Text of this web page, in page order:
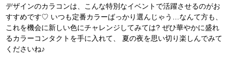
デザインのカラコンは、こんな特別なイベントで活躍させるのがお
すすめです♡ いつも定番カラーばっかり選んじゃう…なんて方も、
これを機会に新しい色にチャレンジしてみては? ぜひ華やかに盛れ
るカラーコンタクトを手に入れて、 夏の夜を思い切り楽しんでみて
くださいね♪